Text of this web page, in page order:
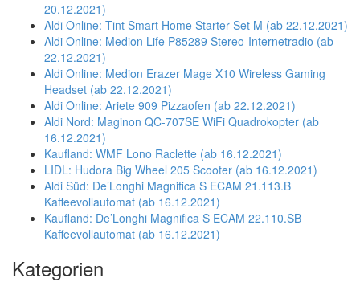
20.12.2021)
Aldi Online: Tint Smart Home Starter-Set M (ab 22.12.2021)
Aldi Online: Medion Life P85289 Stereo-Internetradio (ab
22.12.2021)
Aldi Online: Medion Erazer Mage X10 Wireless Gaming
Headset (ab 22.12.2021)
Aldi Online: Ariete 909 Pizzaofen (ab 22.12.2021)
Aldi Nord: Maginon QC-707SE WiFi Quadrokopter (ab
16.12.2021)
Kaufland: WMF Lono Raclette (ab 16.12.2021)
LIDL: Hudora Big Wheel 205 Scooter (ab 16.12.2021)
Aldi Süd: De’Longhi Magnifica S ECAM 21.113.B
Kaffeevollautomat (ab 16.12.2021)
Kaufland: De’Longhi Magnifica S ECAM 22.110.SB
Kaffeevollautomat (ab 16.12.2021)
Kategorien